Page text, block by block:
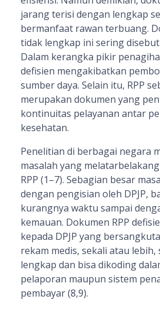
jarang terisi dengan lengkap
bermanfaat rawan terbuang.
tidak lengkap ini sering disebut
Dalam kerangka pikir
defisien mengakibatkan
sumber daya. Selain itu, RPP
merupakan dokumen yang
kontinuitas pelayanan antar
kesehatan.
Penelitian di berbagai negara
masalah yang
RPP (1–7). Sebagian besar
dengan pengisian oleh DPJP,
kurangnya waktu sampai
kemauan. Dokumen RPP
kepada DPJP yang
rekam medis, sekali atau lebih,
lengkap dan bisa dikoding
pelaporan maupun sistem
pembayar (8,9).